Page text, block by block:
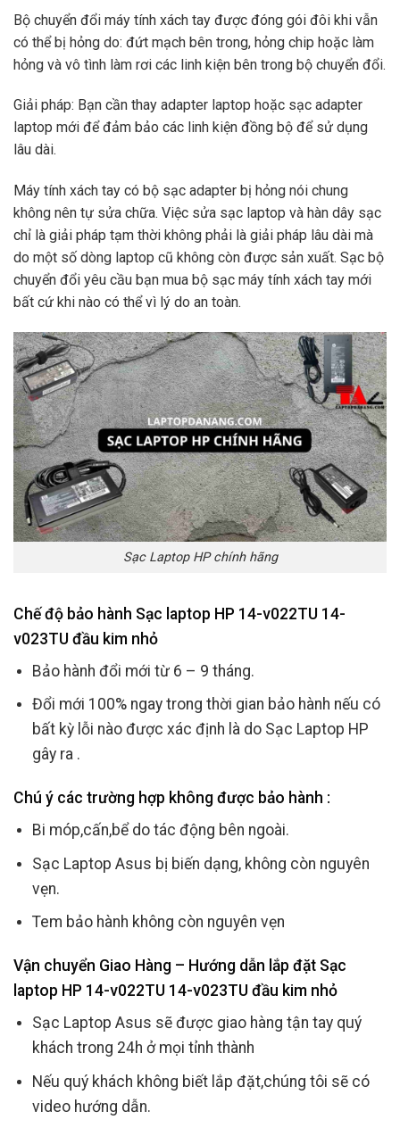
Bộ chuyển đổi máy tính xách tay được đóng gói đôi khi vẫn
có thể bị hỏng do: đứt mạch bên trong, hỏng chip hoặc làm
hỏng và vô tình làm rơi các linh kiện bên trong bộ chuyển đổi.
Giải pháp: Bạn cần thay adapter laptop hoặc sạc adapter
laptop mới để đảm bảo các linh kiện đồng bộ để sử dụng
lâu dài.
Máy tính xách tay có bộ sạc adapter bị hỏng nói chung
không nên tự sửa chữa. Việc sửa sạc laptop và hàn dây sạc
chỉ là giải pháp tạm thời không phải là giải pháp lâu dài mà
do một số dòng laptop cũ không còn được sản xuất. Sạc bộ
chuyển đổi yêu cầu bạn mua bộ sạc máy tính xách tay mới
bất cứ khi nào có thể vì lý do an toàn.
Sạc Laptop HP chính hãng
Chế độ bảo hành Sạc laptop HP 14-v022TU 14-
v023TU đầu kim nhỏ
Bảo hành đổi mới từ 6 – 9 tháng.
Đổi mới 100% ngay trong thời gian bảo hành nếu có
bất kỳ lỗi nào được xác định là do Sạc Laptop HP
gây ra .
Chú ý các trường hợp không được bảo hành :
Bi móp,cấn,bể do tác động bên ngoài.
Sạc Laptop Asus bị biến dạng, không còn nguyên
vẹn.
Tem bảo hành không còn nguyên vẹn
Vận chuyển Giao Hàng – Hướng dẫn lắp đặt Sạc
laptop HP 14-v022TU 14-v023TU đầu kim nhỏ
Sạc Laptop Asus sẽ được giao hàng tận tay quý
khách trong 24h ở mọi tỉnh thành
Nếu quý khách không biết lắp đặt,chúng tôi sẽ có
video hướng dẫn.